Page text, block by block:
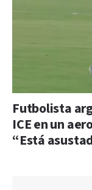
Futbolista
ICE en un
“Está